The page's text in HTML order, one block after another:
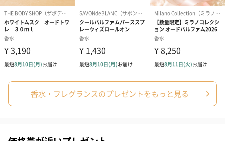
ドライフラワー・プリザーブドフラワー
自然のお花で作ったドライフラワー・プリザーブドフラワーを同
梱します。
一部花材が写真と異なる場合がございます。予めご了承くださ
い。パッケージに入れてお届けします。
香水・フレグランスのプレゼントをもっと見る